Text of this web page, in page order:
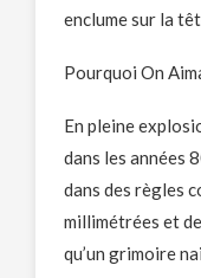
enclume sur la
Pourquoi On
En pleine
dans les années
dans des règles
millimétrées et
qu’un grimoire